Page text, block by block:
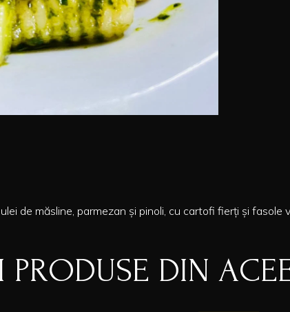
de măsline, parmezan și pinoli, cu cartofi fierți și fasole
PRODUSE DIN